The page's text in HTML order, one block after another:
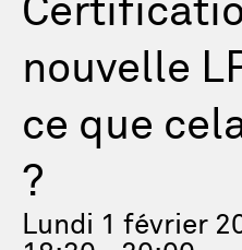
nouvelle
ce que
?
Lundi 1 février